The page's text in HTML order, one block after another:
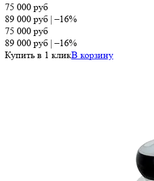
75 000 руб
89 000 руб |–16%
75 000 руб
89 000 руб |–16%
Купить в 1 кликВ корзину